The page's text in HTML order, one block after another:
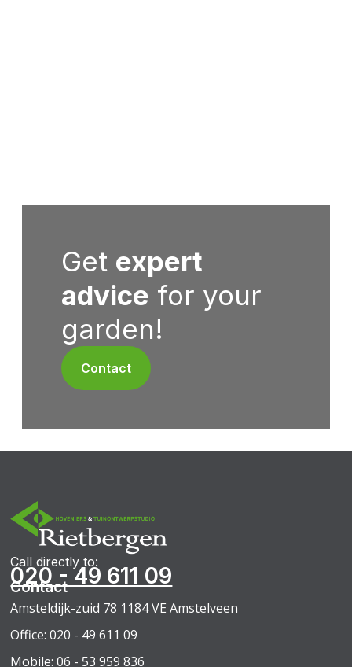
Get expert
advice for your
garden!
Contact
Call directly to:
020 - 49 611 09
Contact
Amsteldijk-zuid 78 1184 VE Amstelveen
Office: 020 - 49 611 09
Mobile: 06 - 53 959 836